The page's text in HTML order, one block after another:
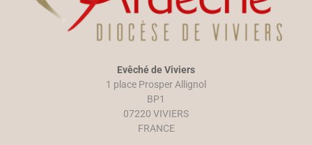
Evêché de Viviers
1 place Prosper Allignol
BP1
07220 VIVIERS
FRANCE